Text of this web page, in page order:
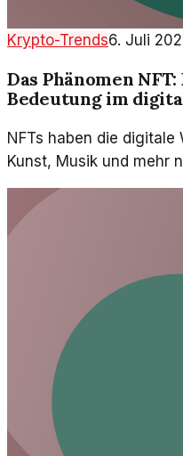
Krypto-Trends6. Juli
Das Phänomen
Bedeutung im
NFTs haben die
Kunst, Musik und mehr
Gewöhnlich als Hype
Bedeutung